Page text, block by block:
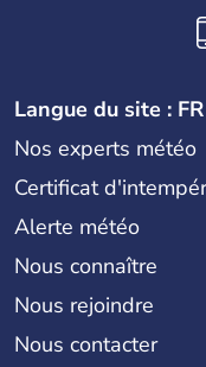
Langue du site : FR
Nos experts météo
Certificat
Alerte météo
Nous connaître
Nous rejoindre
Nous contacter